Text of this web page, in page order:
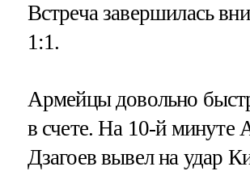
Встреча завершилась
1:1.
Армейцы довольно
в счете. На 10-й минуте
Дзагоев вывел на удар